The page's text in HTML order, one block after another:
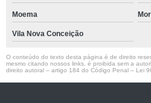
Moema
Vila Nova Conceição
O conteúdo do texto desta página é de direito
mesmo citando nossos links, é proibida sem a
direito autoral – artigo 184 do Código Penal – Lei